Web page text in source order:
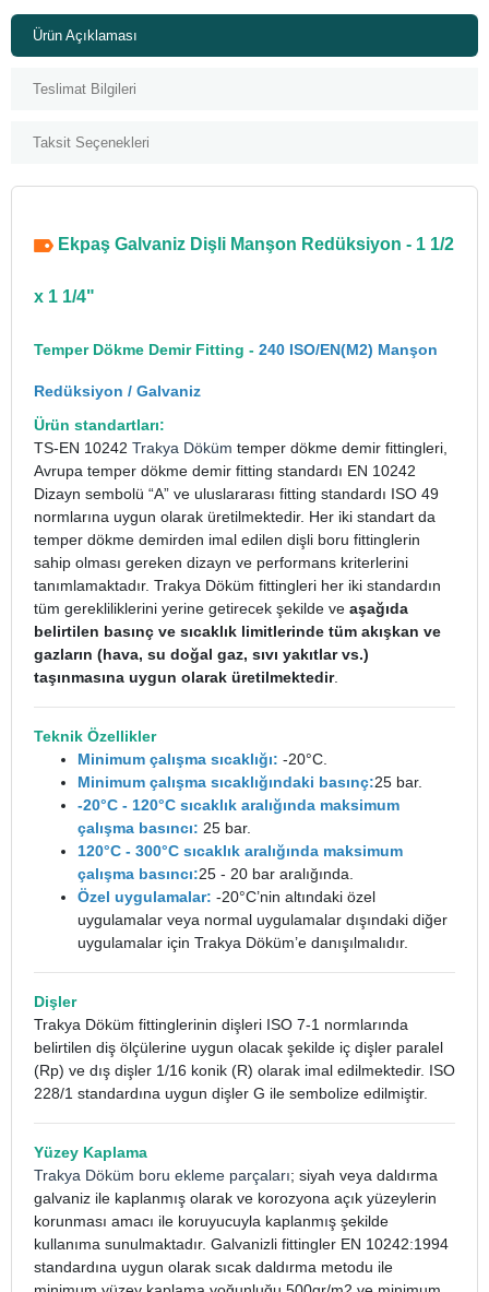
Ürün Açıklaması
Teslimat Bilgileri
Taksit Seçenekleri
Ekpaş Galvaniz Dişli Manşon Redüksiyon - 1 1/2
x 1 1/4"
Temper Dökme Demir Fitting - 240 ISO/EN(M2) Manşon
Redüksiyon / Galvaniz
Ürün standartları:
TS-EN 10242 Trakya Döküm temper dökme demir fittingleri,
Avrupa temper dökme demir fitting standardı EN 10242
Dizayn sembolü “A” ve uluslararası fitting standardı ISO 49
normlarına uygun olarak üretilmektedir. Her iki standart da
temper dökme demirden imal edilen dişli boru fittinglerin
sahip olması gereken dizayn ve performans kriterlerini
tanımlamaktadır. Trakya Döküm fittingleri her iki standardın
tüm gerekliliklerini yerine getirecek şekilde ve aşağıda
belirtilen basınç ve sıcaklık limitlerinde tüm akışkan ve
gazların (hava, su doğal gaz, sıvı yakıtlar vs.)
taşınmasına uygun olarak üretilmektedir.
Teknik Özellikler
Minimum çalışma sıcaklığı: -20°C.
Minimum çalışma sıcaklığındaki basınç:25 bar.
-20°C - 120°C sıcaklık aralığında maksimum
çalışma basıncı: 25 bar.
120°C - 300°C sıcaklık aralığında maksimum
çalışma basıncı:25 - 20 bar aralığında.
Özel uygulamalar: -20°C’nin altındaki özel
uygulamalar veya normal uygulamalar dışındaki diğer
uygulamalar için Trakya Döküm’e danışılmalıdır.
Dişler
Trakya Döküm fittinglerinin dişleri ISO 7-1 normlarında
belirtilen diş ölçülerine uygun olacak şekilde iç dişler paralel
(Rp) ve dış dişler 1/16 konik (R) olarak imal edilmektedir. ISO
228/1 standardına uygun dişler G ile sembolize edilmiştir.
Yüzey Kaplama
Trakya Döküm boru ekleme parçaları; siyah veya daldırma
galvaniz ile kaplanmış olarak ve korozyona açık yüzeylerin
korunması amacı ile koruyucuyla kaplanmış şekilde
kullanıma sunulmaktadır. Galvanizli fittingler EN 10242:1994
standardına uygun olarak sıcak daldırma metodu ile